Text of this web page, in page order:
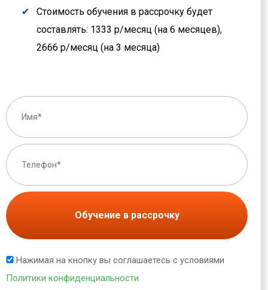
Стоимость обучения в рассрочку будет
составлять: 1333 р/месяц (на 6 месяцев),
2666 р/месяц (на 3 месяца)
Обучение в рассрочку
Нажимая на кнопку вы соглашаетесь с условиями
Политики конфиденциальности